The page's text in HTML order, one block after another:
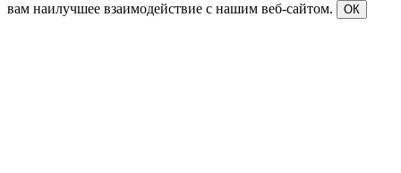
вам наилучшее взаимодействие с нашим веб-сайтом.
ОК